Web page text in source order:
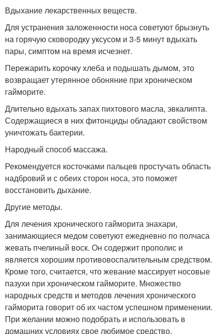
Вдыхание лекарственных веществ.
Для устранения заложенности носа советуют брызнуть
на горячую сковородку уксусом и 3-5 минут вдыхать
пары, симптом на время исчезнет.
Пережарить корочку хлеба и подышать дымом, это
возвращает утерянное обоняние при хроническом
гайморите.
Длительно вдыхать запах пихтового масла, эвкалипта.
Содержащиеся в них фитонциды обладают свойством
уничтожать бактерии.
Народный способ массажа.
Рекомендуется косточками пальцев простучать область
надбровий и с обеих сторон носа, это поможет
восстановить дыхание.
Другие методы.
Для лечения хронического гайморита знахари,
занимающиеся медом советуют ежедневно по полчаса
жевать пчелиный воск. Он содержит прополис и
является хорошим противовоспалительным средством.
Кроме того, считается, что жевание массирует носовые
пазухи при хроническом гайморите. Множество
народных средств и методов лечения хронического
гайморита говорит об их частом успешном применении.
При желании можно подобрать и использовать в
домашних условиях свое любимое средство.